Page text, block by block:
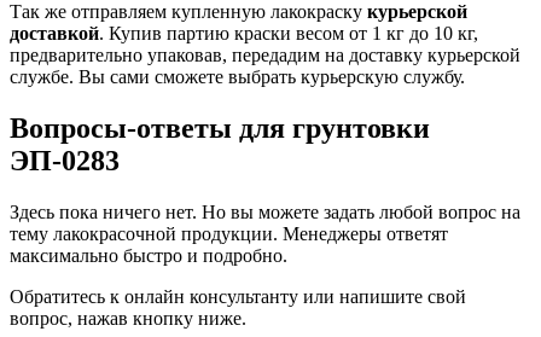
Так же отправляем купленную лакокраску курьерской
доставкой. Купив партию краски весом от 1 кг до 10 кг,
предварительно упаковав, передадим на доставку курьерской
службе. Вы сами сможете выбрать курьерскую службу.
Вопросы-ответы для грунтовки
ЭП-0283
Здесь пока ничего нет. Но вы можете задать любой вопрос на
тему лакокрасочной продукции. Менеджеры ответят
максимально быстро и подробно.
Обратитесь к онлайн консультанту или напишите свой
вопрос, нажав кнопку ниже.